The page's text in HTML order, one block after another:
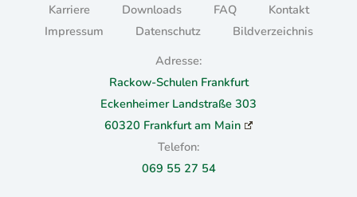
Karriere Downloads FAQ
Kontakt
Impressum
Datenschutz
Bildverzeichnis
Adresse:
Rackow-Schulen Frankfurt
Eckenheimer Landstraße 303
60320 Frankfurt am Main
Telefon:
069 55 27 54